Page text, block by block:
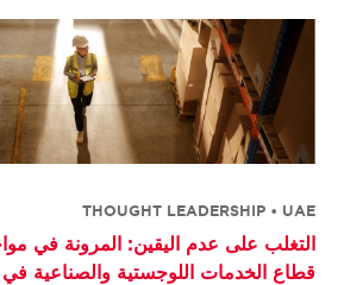
THOUGHT LEADERSHIP • UAE
التغلب على عدم اليقين: المرونة في
قطاع الخدمات اللوجستية والصناعية في